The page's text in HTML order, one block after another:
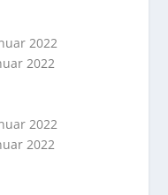
2022
2022
2022
2022